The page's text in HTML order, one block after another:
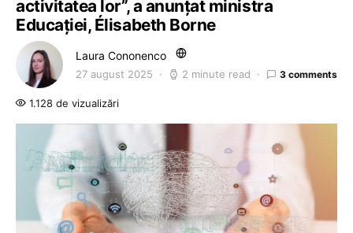
activitatea lor”, a anunțat ministra
Educației, Élisabeth Borne
Laura Cononenco
27 august 2025 2 minute read 3 comments
1.128 de vizualizări